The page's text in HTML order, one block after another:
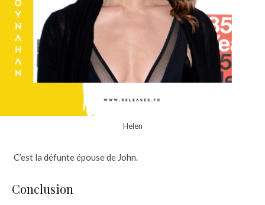
Helen
C’est la défunte épouse de John.
Conclusion